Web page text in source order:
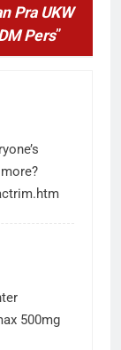
Pra UKW
Pers”
500mg